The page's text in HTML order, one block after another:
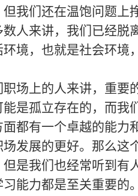
我们还在温饱问题上
人来讲，我们已经脱
境，也就是社会环
上的人来讲，重要
是孤立存在的，而我
都有一个卓越的能力
发展的更好。那么这
是我们也经常听到有
能力都是至关重要的